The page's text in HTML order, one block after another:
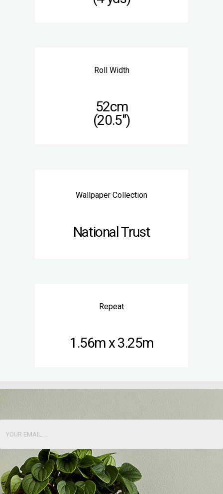
Roll Width
52cm
(20.5″)
Wallpaper Collection
National Trust
Repeat
1.56m x 3.25m